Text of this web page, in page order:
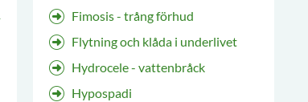
Fimosis - trång förhud
Flytning och klåda i underlivet
Hydrocele - vattenbråck
Hypospadi